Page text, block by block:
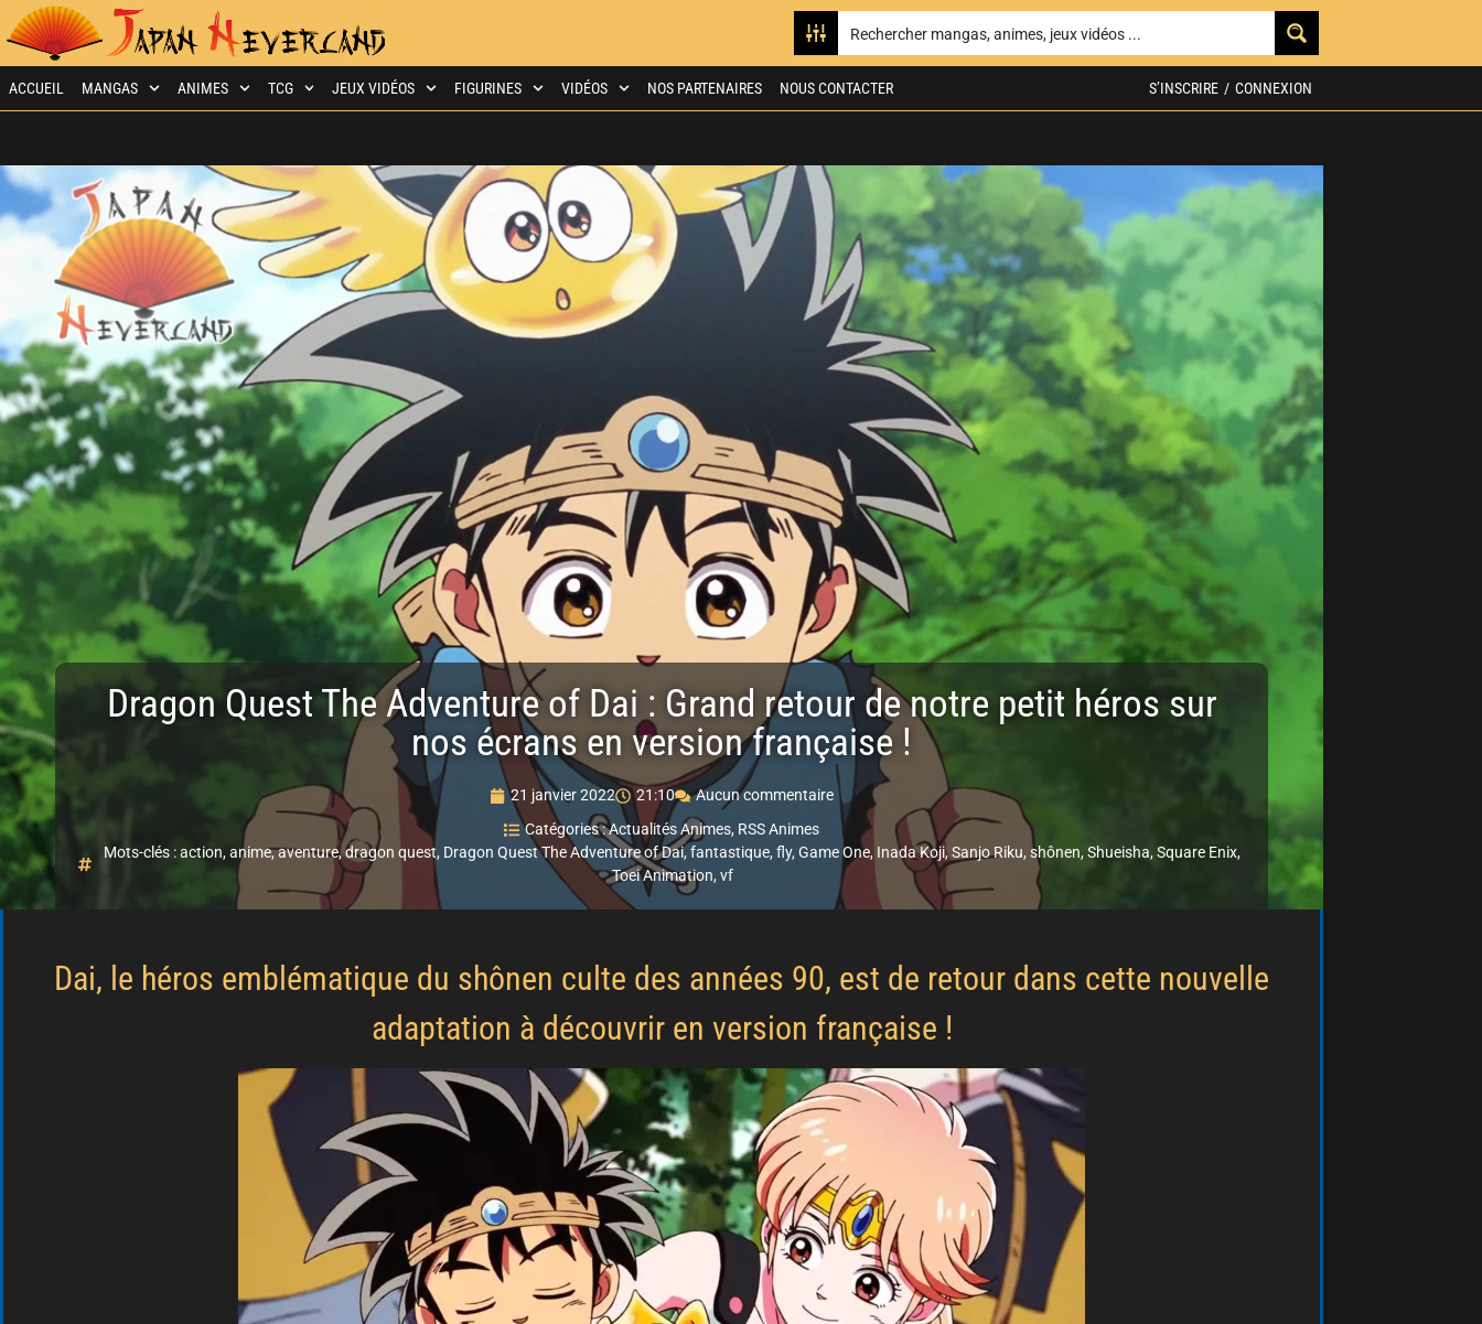
ACCUEIL MANGAS ANIMES TCG JEUX VIDÉOS FIGURINES VIDÉOS NOS PARTENAIRES NOUS CONTACTER S’INSCRIRE / CONNEXION
Dragon Quest The Adventure of Dai : Grand retour de notre petit héros sur
nos écrans en version française !
21 janvier 2022 21:10
Aucun commentaire
Catégories :Actualités Animes, RSS Animes
Mots-clés :action,anime,aventure,dragon quest, Dragon Quest The Adventure of Dai,fantastique, fly, Game One, Inada Koji,Sanjo Riku, shônen,Shueisha,Square Enix,
Toei Animation, vf
Dai, le héros emblématique du shônen culte des années 90, est de retour dans cette nouvelle
adaptation à découvrir en version française !